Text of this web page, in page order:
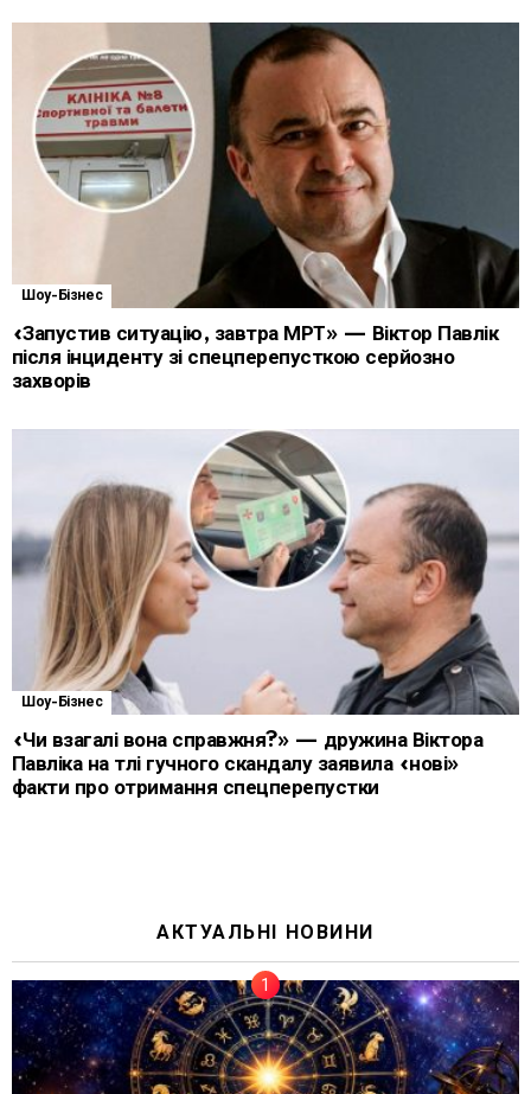
Шоу-Бізнес
«Запустив ситуацію, завтра МРТ» — Віктор Павлік
після інциденту зі спецперепусткою серйозно
захворів
Шоу-Бізнес
«Чи взагалі вона справжня?» — дружина Віктора
Павліка на тлі гучного скандалу заявила «нові»
факти про отримання спецперепустки
АКТУАЛЬНІ НОВИНИ